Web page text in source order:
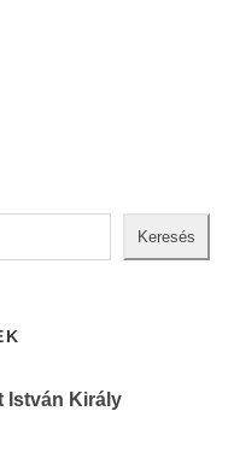
Keresés
István Király